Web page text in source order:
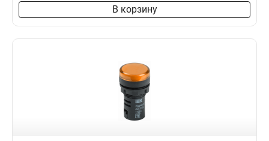
В корзину